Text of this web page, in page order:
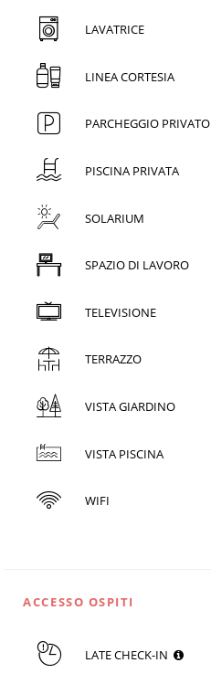
LAVATRICE
LINEA CORTESIA
PARCHEGGIO PRIVATO
PISCINA PRIVATA
SOLARIUM
SPAZIO DI LAVORO
TELEVISIONE
TERRAZZO
VISTA GIARDINO
VISTA PISCINA
WIFI
ACCESSO OSPITI
LATE CHECK-IN